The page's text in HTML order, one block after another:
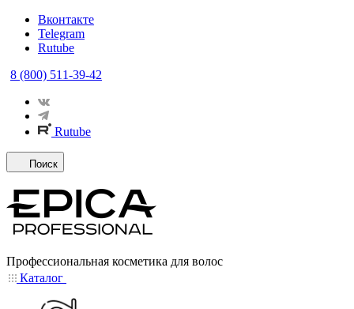
Вконтакте
Telegram
Rutube
8 (800) 511-39-42
Rutube
Поиск
Профессиональная косметика для волос
Каталог